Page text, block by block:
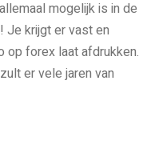
mogelijk is in de
Je krijgt er vast en
op forex laat afdrukken.
er vele jaren van